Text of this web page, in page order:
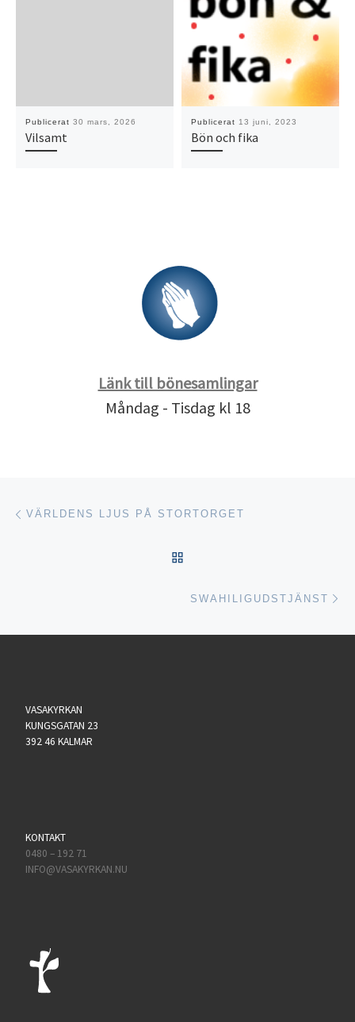
Publicerat 30 mars, 2026
Vilsamt
Publicerat 13 juni, 2023
Bön och fika
Länk till bönesamlingar
Måndag - Tisdag kl 18
Inläggsnavigering
VÄRLDENS LJUS PÅ STORTORGET
SWAHILIGUDSTJÄNST
VASAKYRKAN
KUNGSGATAN 23
392 46 KALMAR
KONTAKT
0480 – 192 71
INFO@VASAKYRKAN.NU